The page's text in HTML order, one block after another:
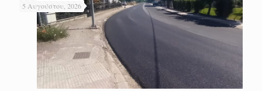
5 Αυγούστου, 2026